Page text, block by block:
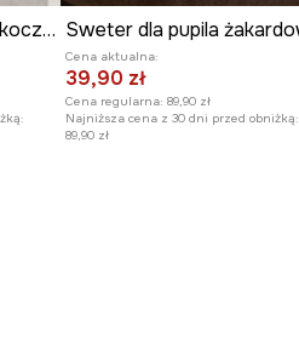
Sweter dla pupila z warkoczowym splotem
Cena aktualna:
39,90 zł
Cena regularna: 89,90 zł
Najniższa cena z 30 dni przed obniżką:
89,90 zł